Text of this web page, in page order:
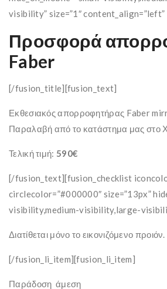
visibility” size=”1″
Προσφορά
Faber
[/fusion_title][fusion_text]
Εκθεσιακός απορροφητήρας Faber
Παραλαβή από το κατάστημα μας στο
Τελική τιμή: 590€
[/fusion_text][fusion_checklist
circlecolor=”#000000″ size=”13px”
visibility,medium-visibility,large-
Διατίθεται μόνο το εικονιζόμενο προιόν.
[/fusion_li_item][fusion_li_item]
Παράδοση άμεση